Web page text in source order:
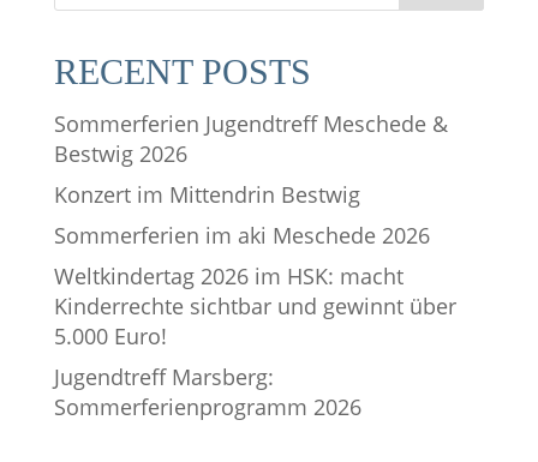
RECENT POSTS
Sommerferien Jugendtreff Meschede &
Bestwig 2026
Konzert im Mittendrin Bestwig
Sommerferien im aki Meschede 2026
Weltkindertag 2026 im HSK: macht
Kinderrechte sichtbar und gewinnt über
5.000 Euro!
Jugendtreff Marsberg:
Sommerferienprogramm 2026